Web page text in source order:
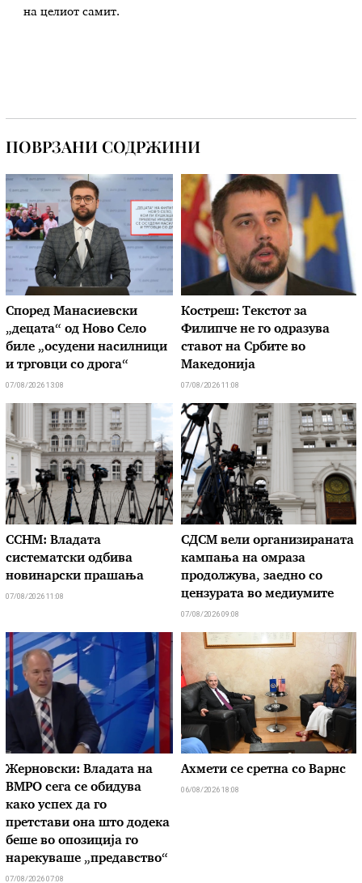
на целиот самит.
ПОВРЗАНИ СОДРЖИНИ
Според Манасиевски
„децата“ од Ново Село
биле „осудени насилници
и трговци со дрога“
07/08/2026 13:08
Костреш: Текстот за
Филипче не го одразува
ставот на Србите во
Македонија
07/08/2026 11:08
ССНМ: Владата
систематски одбива
новинарски прашања
07/08/2026 11:08
СДСМ вели организираната
кампања на омраза
продолжува, заедно со
цензурата во медиумите
07/08/2026 09:08
Жерновски: Владата на
ВМРО сега се обидува
како успех да го
претстави она што додека
беше во опозиција го
нарекуваше „предавство“
07/08/2026 07:08
Ахмети се сретна со Варнс
06/08/2026 18:08